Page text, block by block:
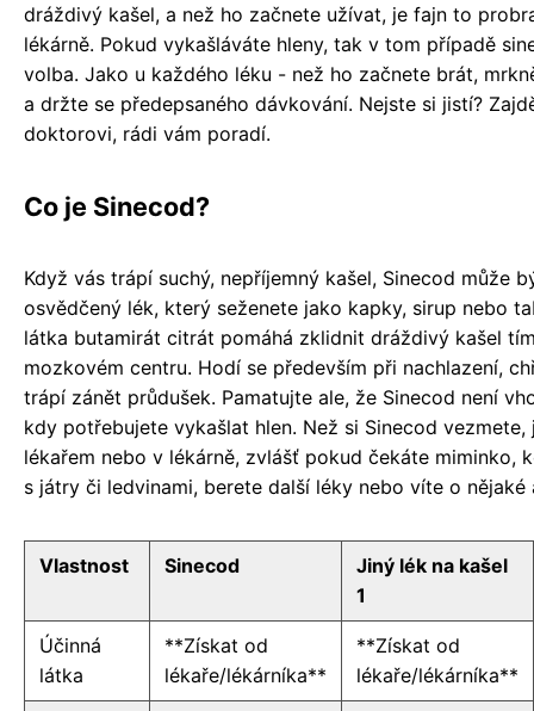
dráždivý kašel, a než ho začnete užívat, je fajn to
lékárně. Pokud vykašláváte hleny, tak v tom případě
volba. Jako u každého léku - než ho začnete brát,
a držte se předepsaného dávkování. Nejste si jistí?
doktorovi, rádi vám poradí.
Co je Sinecod?
Když vás trápí suchý, nepříjemný kašel, Sinecod může
osvědčený lék, který seženete jako kapky, sirup nebo
látka butamirát citrát pomáhá zklidnit dráždivý kašel
mozkovém centru. Hodí se především při nachlazení,
trápí zánět průdušek. Pamatujte ale, že Sinecod není
kdy potřebujete vykašlat hlen. Než si Sinecod
lékařem nebo v lékárně, zvlášť pokud čekáte miminko,
s játry či ledvinami, berete další léky nebo víte o nějaké
Vlastnost Sinecod
Jiný lék na kašel
1
Účinná
látka
**Získat od
lékaře/lékárníka**
**Získat od
lékaře/lékárníka**